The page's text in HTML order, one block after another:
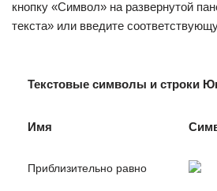
кнопку «Символ» на развернутой
текста» или введите
Текстовые символы и строки
Имя
Приблизительно равно